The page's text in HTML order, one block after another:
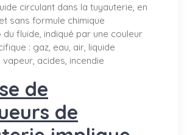
circulant dans la tuyauterie, en
sans formule chimique
du fluide, indiqué par une couleur
: gaz, eau, air, liquide
acides, incendie
de
de